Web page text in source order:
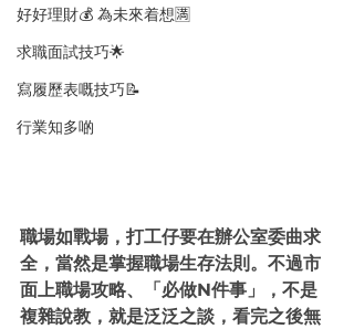
好好理財💰 為未來着想🈵
求職面試技巧🌟
寫履歷表嘅技巧📝
行業知多啲
職場如戰場，打工仔要在辦公室委曲求
全，當然是掌握職場生存法則。不過市
面上職場攻略、「必做N件事」，不是
複雜說教，就是泛泛之談，看完之後無